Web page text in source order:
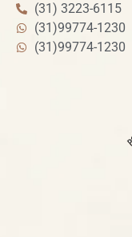
(31) 3223-6115
(31)99774-1230
(31)99774-1230